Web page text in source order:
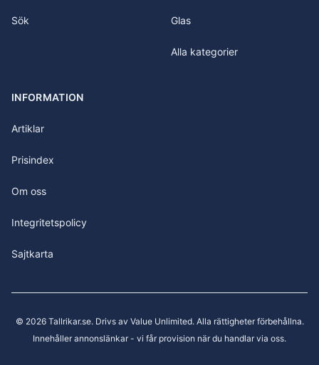
Sök Glas
Alla kategorier
INFORMATION
Artiklar
Prisindex
Om oss
Integritetspolicy
Sajtkarta
© 2026 Tallrikar.se. Drivs av Value Unlimited. Alla rättigheter förbehållna.
Innehåller annonslänkar - vi får provision när du handlar via oss.